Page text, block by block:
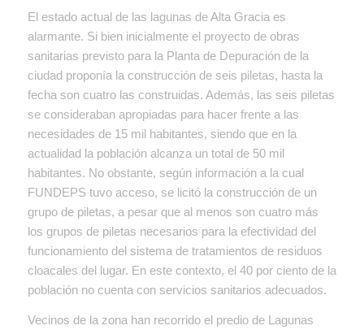
El estado actual de las lagunas de Alta Gracia es
alarmante. Si bien inicialmente el proyecto de obras
sanitarias previsto para la Planta de Depuración de la
ciudad proponía la construcción de seis piletas, hasta la
fecha son cuatro las construidas. Además, las seis piletas
se consideraban apropiadas para hacer frente a las
necesidades de 15 mil habitantes, siendo que en la
actualidad la población alcanza un total de 50 mil
habitantes. No obstante, según información a la cual
FUNDEPS tuvo acceso, se licitó la construcción de un
grupo de piletas, a pesar que al menos son cuatro más
los grupos de piletas necesarios para la efectividad del
funcionamiento del sistema de tratamientos de residuos
cloacales del lugar. En este contexto, el 40 por ciento de la
población no cuenta con servicios sanitarios adecuados.
Vecinos de la zona han recorrido el predio de Lagunas